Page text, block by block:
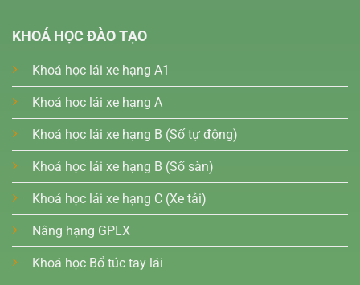
KHOÁ HỌC ĐÀO TẠO
Khoá học lái xe hạng A1
Khoá học lái xe hạng A
Khoá học lái xe hạng B (Số tự động)
Khoá học lái xe hạng B (Số sàn)
Khoá học lái xe hạng C (Xe tải)
Nâng hạng GPLX
Khoá học Bổ túc tay lái